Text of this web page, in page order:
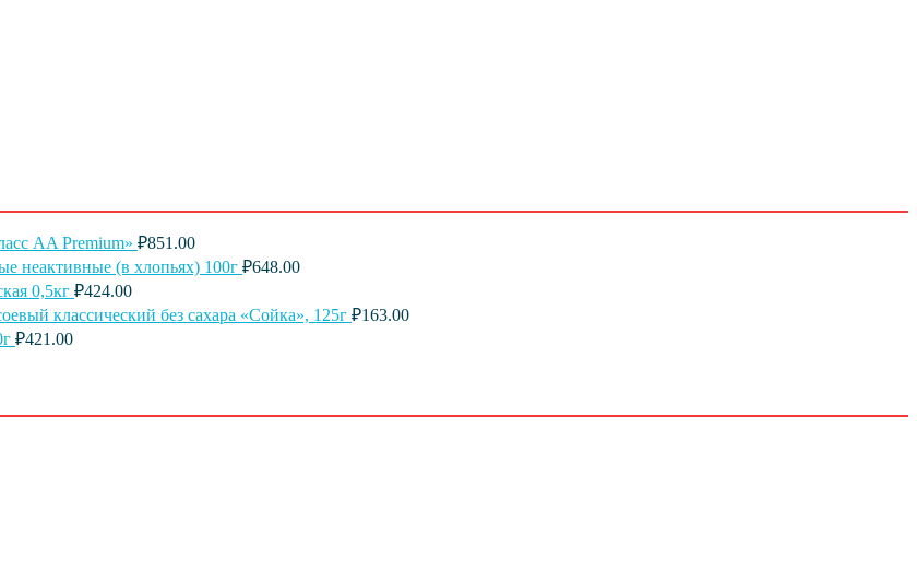
AA Premium» ₽851.00
неактивные (в хлопьях) 100г ₽648.00
0,5кг ₽424.00
классический без сахара «Сойка», 125г ₽163.00
₽421.00